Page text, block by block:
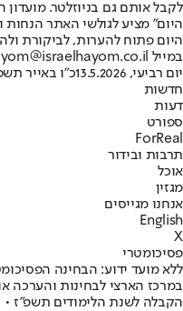
לקבל אותם גם בניוזלטר.
היום" מציע לגולשי האתר הנחות
היום פתוח להערות, לביקורת
במייל hayom@israelhayom.co.il.
יום רביעי, 13.5.2026
כ"ו באייר
חדשות
דעות
ספורט
ForReal
תרבות ובידור
אוכל
מגזין
אנחנו מגייסים
English
X
פסיכומטרי
ללא מועד ידוע: הבחינה
במרכז הארצי לבחינות והערכה
הקבלה לשנת הלימודים תשפ"ז